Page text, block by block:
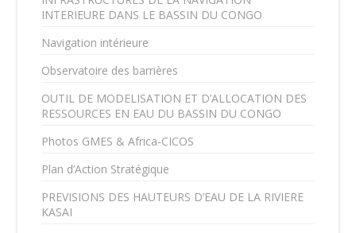
INTERIEURE DANS LE BASSIN DU CONGO
Navigation intérieure
Observatoire des barrières
OUTIL DE MODELISATION ET D’ALLOCATION DES
RESSOURCES EN EAU DU BASSIN DU CONGO
Photos GMES & Africa-CICOS
Plan d’Action Stratégique
PREVISIONS DES HAUTEURS D’EAU DE LA RIVIERE
KASAI